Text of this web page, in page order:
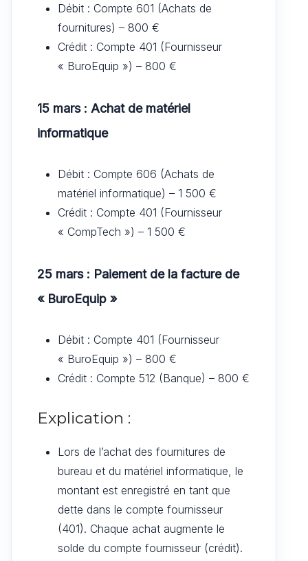
Débit : Compte 601 (Achats de
fournitures) – 800 €
Crédit : Compte 401 (Fournisseur
« BuroEquip ») – 800 €
15 mars : Achat de matériel
informatique
Débit : Compte 606 (Achats de
matériel informatique) – 1 500 €
Crédit : Compte 401 (Fournisseur
« CompTech ») – 1 500 €
25 mars : Paiement de la facture de
« BuroEquip »
Débit : Compte 401 (Fournisseur
« BuroEquip ») – 800 €
Crédit : Compte 512 (Banque) – 800 €
Explication :
Lors de l’achat des fournitures de
bureau et du matériel informatique, le
montant est enregistré en tant que
dette dans le compte fournisseur
(401). Chaque achat augmente le
solde du compte fournisseur (crédit).